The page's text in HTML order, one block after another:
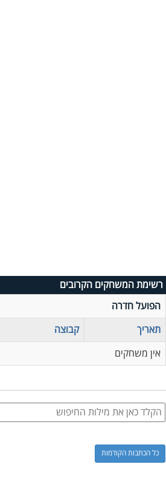
רשימת המשחקים הקרובים
הפועל חדרה
תאריך
קבוצה
אין משחקים
כל הכתבות הקודמות